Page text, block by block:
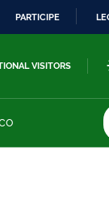
PARTICIPE
VISITORS